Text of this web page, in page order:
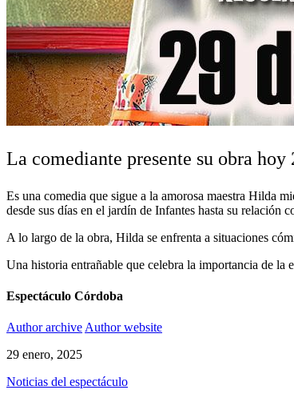
La comediante presente su obra
Es una comedia que sigue a la amorosa maestra Hilda
desde sus días en el jardín de Infantes hasta su relación
A lo largo de la obra, Hilda se enfrenta a situaciones
Una historia entrañable que celebra la importancia de la
Espectáculo Córdoba
Author archiveAuthor website
29 enero, 2025
Noticias del espectáculo